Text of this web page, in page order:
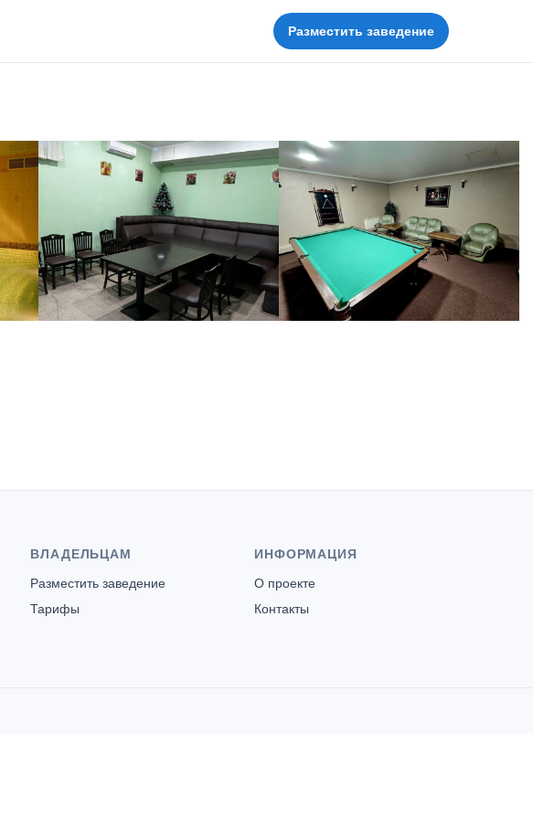
Разместить заведение
ВЛАДЕЛЬЦАМ
Разместить заведение
Тарифы
ИНФОРМАЦИЯ
О проекте
Контакты